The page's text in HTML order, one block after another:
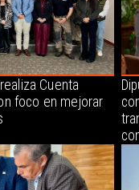
Cuenta
foco en mejorar